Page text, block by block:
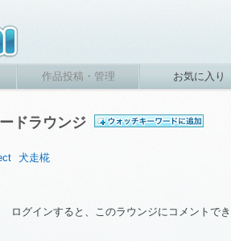
作品投稿・管理 お気に入り
ドラウンジ
犬走椛
ログインすると、このラウンジにコメントで